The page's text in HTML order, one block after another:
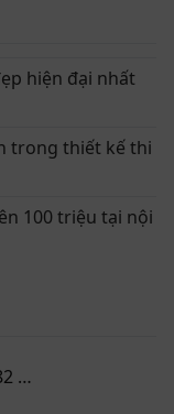
hiện đại nhất
trong thiết kế thi
100 triệu tại nội
Sofa Gỗ Óc Chó Chữ U ZG 182 & ZB 160